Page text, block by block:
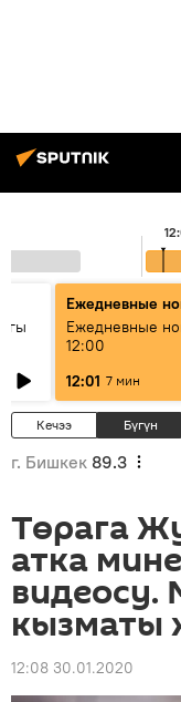
Ежедневные
Ежедневные
12:00
12:01 7 мин
Кечээ Бүгүн
г. Бишкек 89.3
Төрага
атка
кызматы
12:08 30.01.2020